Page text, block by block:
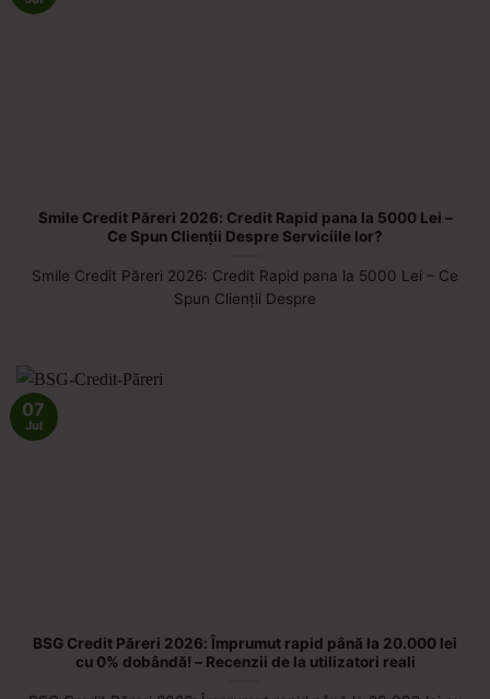
Smile Credit Păreri 2026: Credit Rapid pana la 5000 Lei –
Ce Spun Clienții Despre Serviciile lor?
Smile Credit Păreri 2026: Credit Rapid pana la 5000 Lei – Ce
Spun Clienții Despre
BSG Credit Păreri 2026: Împrumut rapid până la 20.000 lei
cu 0% dobândă! – Recenzii de la utilizatori reali
07
Jul